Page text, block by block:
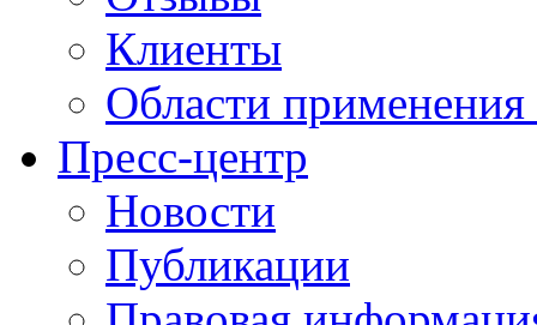
Клиенты
Области
Пресс-центр
Новости
Публикации